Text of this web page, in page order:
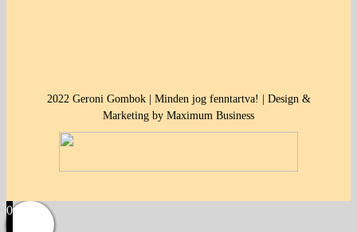
2022 Geroni Gombok | Minden jog fenntartva! | Design &
Marketing by Maximum Business
0